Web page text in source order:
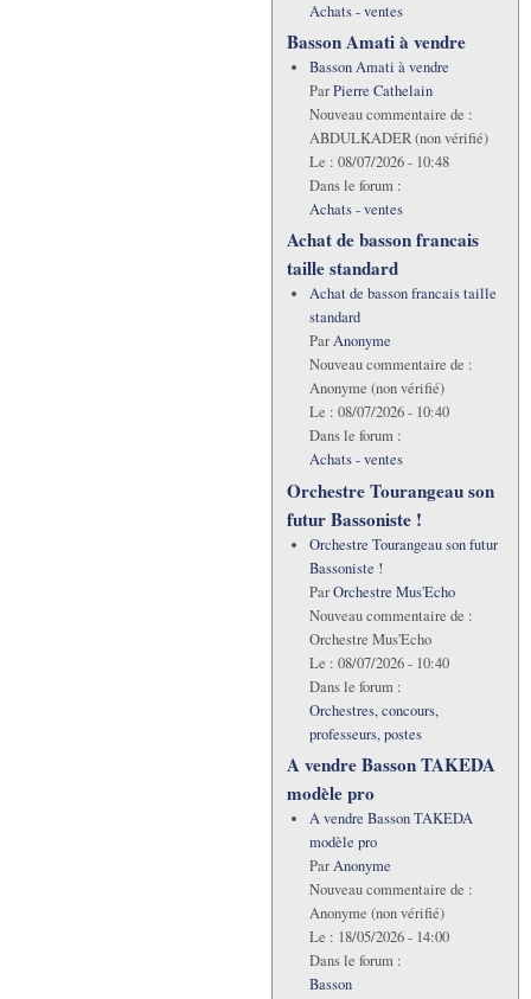
Achats - ventes
Basson Amati à vendre
Basson Amati à vendre
ParPierre Cathelain
Nouveau commentaire de :
ABDULKADER (non vérifié)
Le : 08/07/2026 - 10:48
Dans le forum :
Achats - ventes
Achat de basson francais
taille standard
Achat de basson francais taille
standard
ParAnonyme
Nouveau commentaire de :
Anonyme (non vérifié)
Le : 08/07/2026 - 10:40
Dans le forum :
Achats - ventes
Orchestre Tourangeau son
futur Bassoniste !
Orchestre Tourangeau son futur
Bassoniste !
ParOrchestre Mus'Echo
Nouveau commentaire de :
Orchestre Mus'Echo
Le : 08/07/2026 - 10:40
Dans le forum :
Orchestres, concours,
professeurs, postes
A vendre Basson TAKEDA
modèle pro
A vendre Basson TAKEDA
modèle pro
ParAnonyme
Nouveau commentaire de :
Anonyme (non vérifié)
Le : 18/05/2026 - 14:00
Dans le forum :
Basson